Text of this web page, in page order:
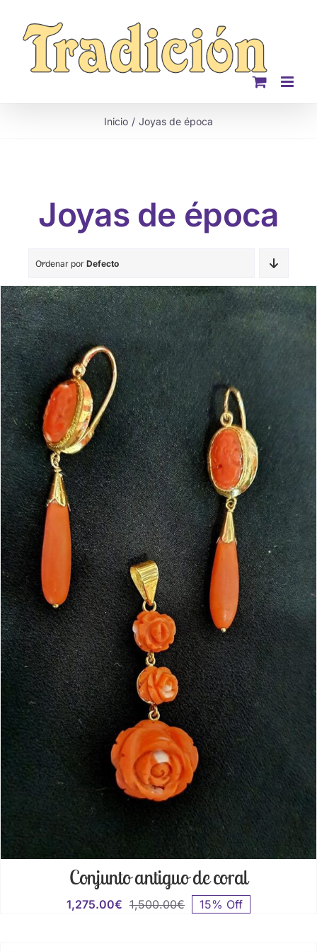
contenido
Inicio Joyas de época
Joyas de época
Ordenar por Defecto
Conjunto antiguo de coral
1,500.00€El
1,275.00€
El 15% Off